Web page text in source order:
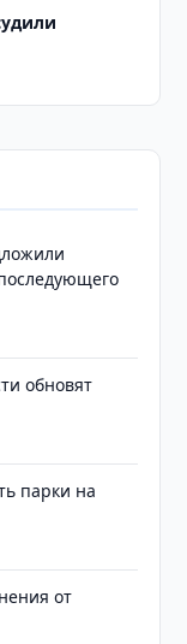
обновят
парки на
от